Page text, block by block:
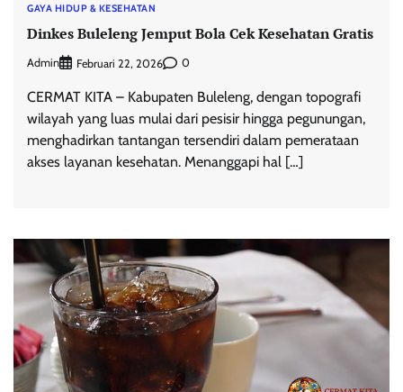
GAYA HIDUP & KESEHATAN
Dinkes Buleleng Jemput Bola Cek Kesehatan Gratis
Admin Februari 22, 2026 0
CERMAT KITA – Kabupaten Buleleng, dengan topografi
wilayah yang luas mulai dari pesisir hingga pegunungan,
menghadirkan tantangan tersendiri dalam pemerataan
akses layanan kesehatan. Menanggapi hal […]